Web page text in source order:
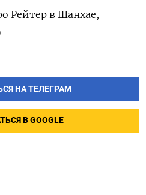
Рейтер в Шанхае,
НА ТЕЛЕГРАМ
В GOOGLE